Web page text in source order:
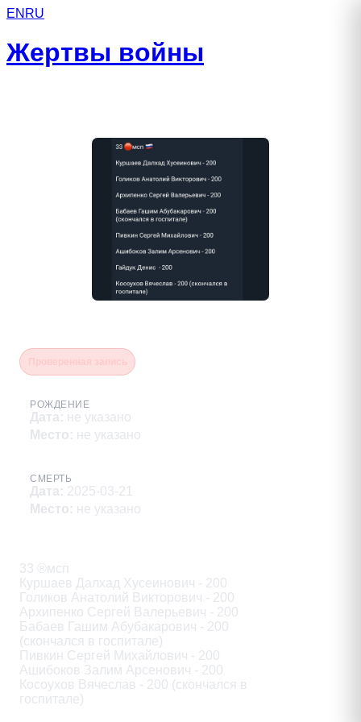
EN RU
Жертвы войны
РОЖДЕНИЕ
Дата: не указано
Место: не указано
СМЕРТЬ
Дата: 2025-03-21
Место: не указано
33 ®мсп
Куршаев Далхад Хусеинович - 200
Голиков Анатолий Викторович - 200
Архипенко Сергей Валерьевич - 200
Бабаев Гашим Абубакарович - 200
(скончался в госпитале)
Пивкин Сергей Михайлович - 200
Ашибоков Залим Арсенович - 200
Косоухов Вячеслав - 200 (скончался в
госпитале)